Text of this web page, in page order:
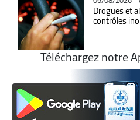
Drogues et
contrôles
Téléchargez notre